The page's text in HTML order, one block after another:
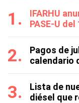
IFARHU
PASE-U
Pagos de
calendario
Lista de
diésel que